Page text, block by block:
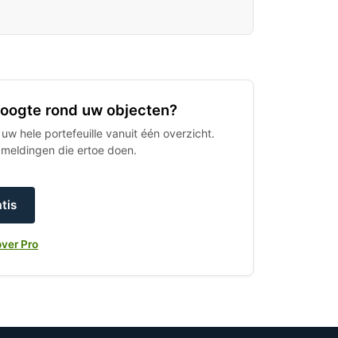
rond uw objecten?
hele portefeuille vanuit één overzicht.
die ertoe doen.
Pro